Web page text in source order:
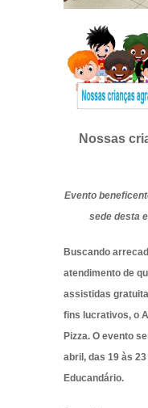
Nossas
Evento
sede desta
Buscando
atendimento de
assistidas
fins lucrativos, o
Pizza. O evento
abril, das 19 às
Educandário.